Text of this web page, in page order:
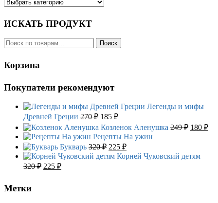
ИСКАТЬ ПРОДУКТ
Искать: Поиск
Корзина
Покупатели рекомендуют
Легенды и мифы
Древней Греции 270₽ Первоначальная
цена
составляла
270 ₽.
185 ₽Текущая
185 ₽.
Козленок Аленушка 249₽
249 ₽.
180 ₽
Рецепты На ужин
Букварь 320₽ Первоначальная
цена
составляла
225 ₽Текущая
цена:
Корней Чуковский детям
320₽ Первоначальная
225 ₽Текущая
Метки